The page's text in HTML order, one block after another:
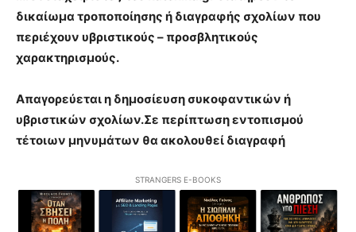
δικαίωμα τροποποίησης ή διαγραφής σχολίων που
περιέχουν υβριστικούς – προσβλητικούς
χαρακτηρισμούς.
Απαγορεύεται η δημοσίευση συκοφαντικών ή
υβριστικών σχολίων.Σε περίπτωση εντοπισμού
τέτοιων μηνυμάτων θα ακολουθεί διαγραφή
STRANGERS E-BOOKS